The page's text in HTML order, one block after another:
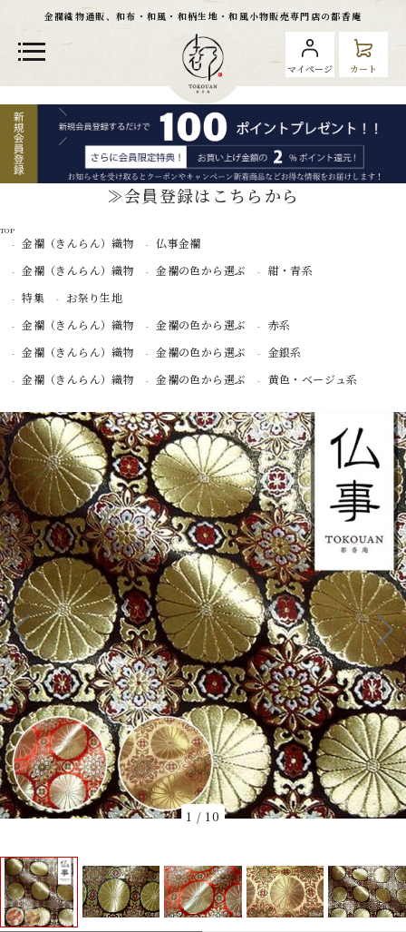
金襴織物通販、和布・和風・和柄生地・和風小物販売専門店の都香庵
マイページ カート
≫会員登録はこちらから
TOP
金襴（きんらん）織物
仏事金襴
金襴（きんらん）織物
金襴の色から選ぶ
紺・青系
特集
お祭り生地
金襴（きんらん）織物
金襴の色から選ぶ
赤系
金襴（きんらん）織物
金襴の色から選ぶ
金銀系
金襴（きんらん）織物
金襴の色から選ぶ 黄色・ベージュ系
1 / 10